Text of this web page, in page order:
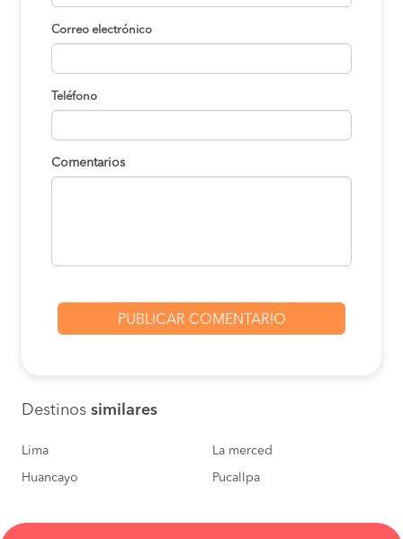
Correo electrónico
Teléfono
Comentarios
Destinos similares
Lima La merced
Huancayo Pucallpa